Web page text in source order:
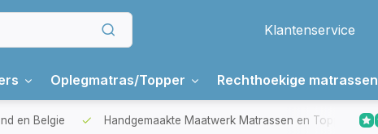
Klantenservice
Oplegmatras/Topper Rechthoekige matrassen
en Belgie Handgemaakte Maatwerk Matrassen en Toppers